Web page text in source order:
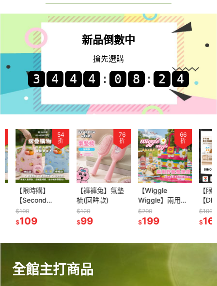
新品倒數中
搶先選購
: :
54
折
【限時購】
【Second
Morning】摺疊購
物袋(檸檬、地瓜
$199
109
76
折
【褲褲兔】氣墊
梳(回眸款)
$129
99
66
折
【Wiggle
Wiggle】兩用野
餐墊提袋(橫紋小
花款)
$299
199
【限時
【
小方塊
提袋(去
$199
169
全館主打商品